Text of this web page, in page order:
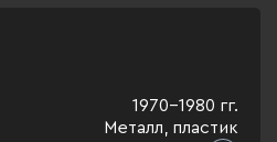
1970-1980 гг.
Металл, пластик